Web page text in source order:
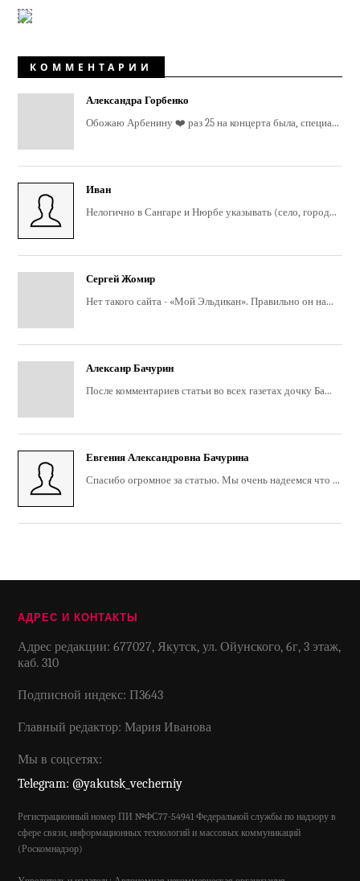
КОММЕНТАРИИ
Александра Горбенко
Обожаю Арбенину ❤️ раз 25 на концерта была, специа...
Иван
Нелогично в Сангаре и Нюрбе указывать (село, город...
Сергей Жомир
Нет такого сайта - «Мой Эльдикан». Правильно он на...
Алексанр Бачурин
После комментариев статьи во всех газетах дочку Ба...
Евгения Александровна Бачурина
Спасибо огромное за статью. Мы очень надеемся что ...
АДРЕС И КОНТАКТЫ
Адрес редакции: 677027, Якутск, ул. Ойунского, 6г, 3 этаж,
каб. 310
Подписной индекс: П3643
Главный редактор: Мария Иванова
Мы в соцсетях:
Telegram: @yakutsk_vecherniy
Регистрационный номер ПИ №ФС77-54941 Федеральной службы по надзору в
сфере связи, информационных технологий и массовых коммуникаций
(Роскомнадзор)